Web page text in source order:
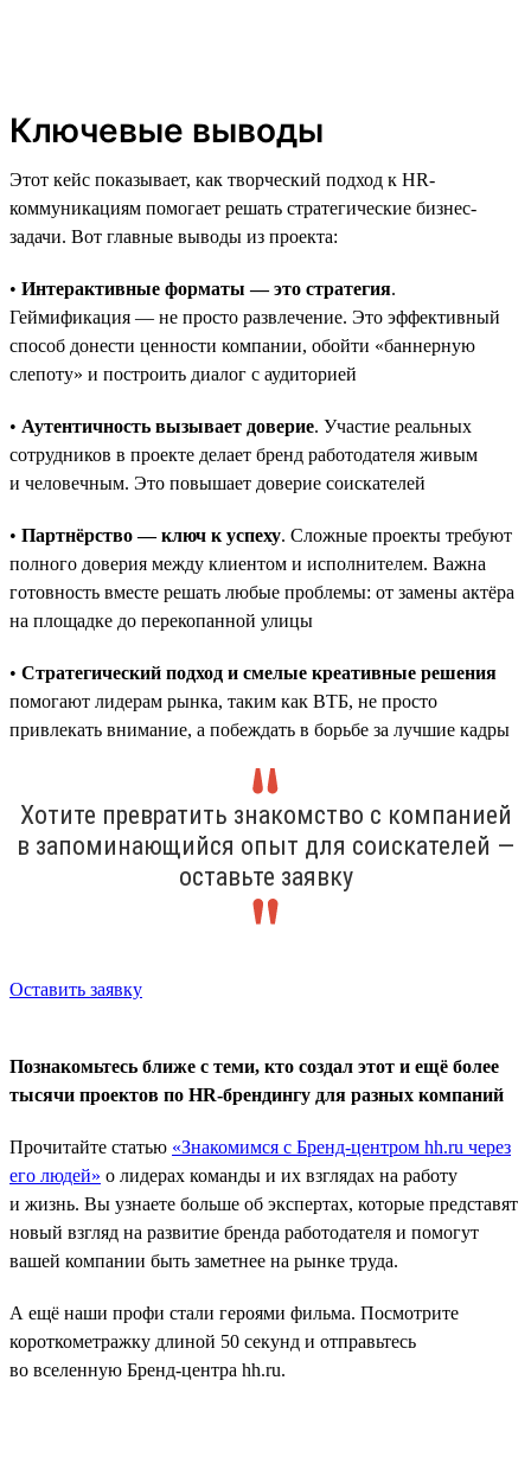
Ключевые выводы
Этот кейс показывает, как творческий подход к HR-
коммуникациям помогает решать стратегические бизнес-
задачи. Вот главные выводы из проекта:
• Интерактивные форматы — это стратегия.
Геймификация — не просто развлечение. Это эффективный
способ донести ценности компании, обойти «баннерную
слепоту» и построить диалог с аудиторией
• Аутентичность вызывает доверие. Участие реальных
сотрудников в проекте делает бренд работодателя живым
и человечным. Это повышает доверие соискателей
• Партнёрство — ключ к успеху. Сложные проекты требуют
полного доверия между клиентом и исполнителем. Важна
готовность вместе решать любые проблемы: от замены актёра
на площадке до перекопанной улицы
• Стратегический подход и смелые креативные решения
помогают лидерам рынка, таким как ВТБ, не просто
привлекать внимание, а побеждать в борьбе за лучшие кадры
Хотите превратить знакомство с компанией
в запоминающийся опыт для соискателей —
оставьте заявку
Оставить заявку
Познакомьтесь ближе с теми, кто создал этот и ещё более
тысячи проектов по HR-брендингу для разных компаний
Прочитайте статью «Знакомимся с Бренд-центром hh.ru через
его людей» о лидерах команды и их взглядах на работу
и жизнь. Вы узнаете больше об экспертах, которые представят
новый взгляд на развитие бренда работодателя и помогут
вашей компании быть заметнее на рынке труда.
А ещё наши профи стали героями фильма. Посмотрите
короткометражку длиной 50 секунд и отправьтесь
во вселенную Бренд-центра hh.ru.